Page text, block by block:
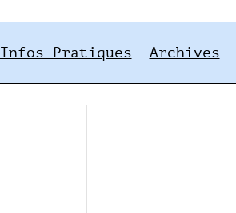
Infos Pratiques Archives